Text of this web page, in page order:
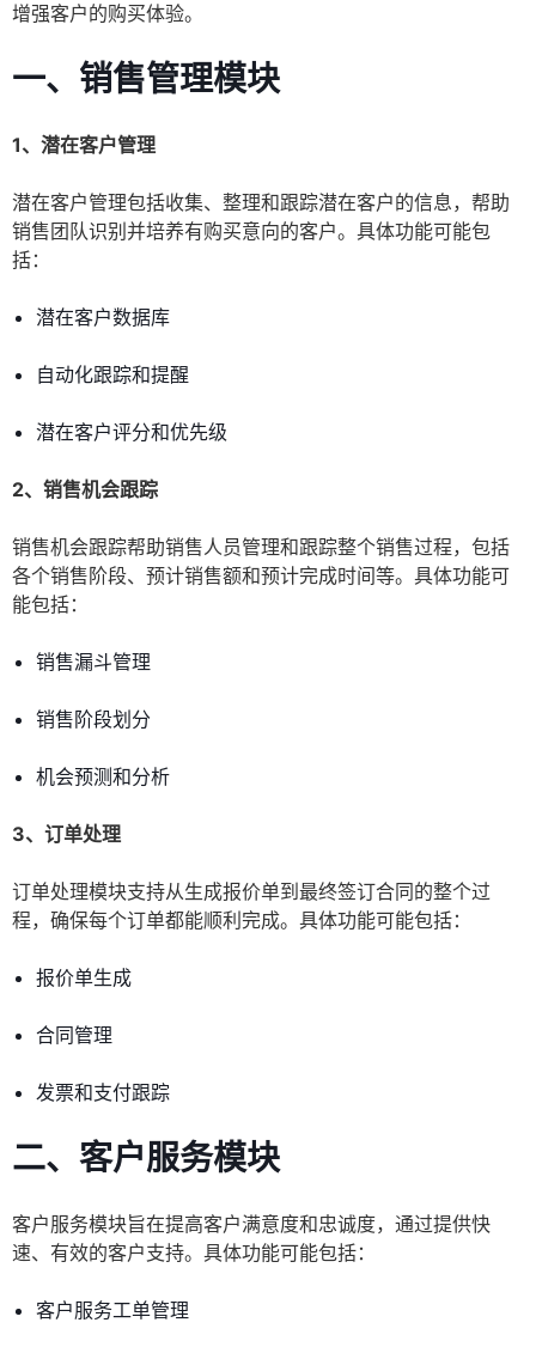
增强客户的购买体验。
一、销售管理模块
1、潜在客户管理
潜在客户管理包括收集、整理和跟踪潜在客户的信息，帮助
销售团队识别并培养有购买意向的客户。具体功能可能包
括：
潜在客户数据库
自动化跟踪和提醒
潜在客户评分和优先级
2、销售机会跟踪
销售机会跟踪帮助销售人员管理和跟踪整个销售过程，包括
各个销售阶段、预计销售额和预计完成时间等。具体功能可
能包括：
销售漏斗管理
销售阶段划分
机会预测和分析
3、订单处理
订单处理模块支持从生成报价单到最终签订合同的整个过
程，确保每个订单都能顺利完成。具体功能可能包括：
报价单生成
合同管理
发票和支付跟踪
二、客户服务模块
客户服务模块旨在提高客户满意度和忠诚度，通过提供快
速、有效的客户支持。具体功能可能包括：
客户服务工单管理